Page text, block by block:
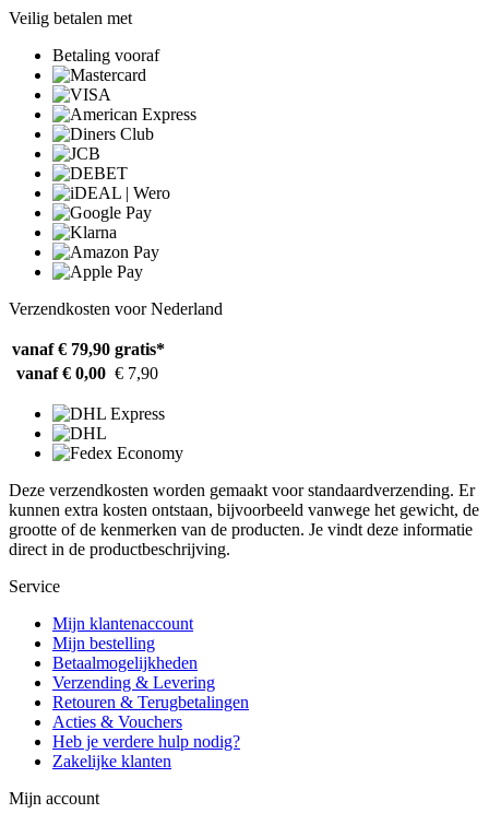
Veilig betalen met
Betaling vooraf
Verzendkosten voor Nederland
vanaf € 79,90 gratis*
vanaf € 0,00 € 7,90
Deze verzendkosten worden gemaakt voor standaardverzending. Er
kunnen extra kosten ontstaan, bijvoorbeeld vanwege het gewicht, de
grootte of de kenmerken van de producten. Je vindt deze informatie
direct in de productbeschrijving.
Service
Mijn klantenaccount
Mijn bestelling
Betaalmogelijkheden
Verzending & Levering
Retouren & Terugbetalingen
Acties & Vouchers
Heb je verdere hulp nodig?
Zakelijke klanten
Mijn account